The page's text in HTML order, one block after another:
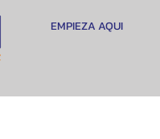
EMPIEZA AQUI